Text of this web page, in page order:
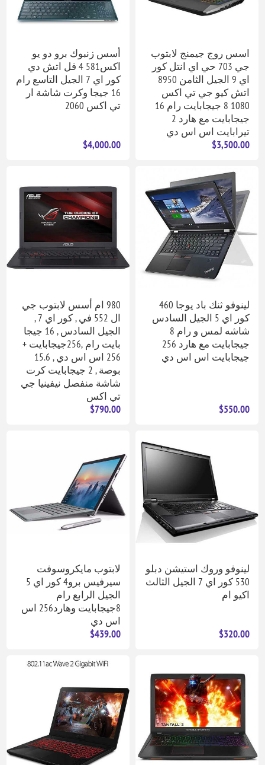
اسس روج جيمنج لابتوب
جي 703 حي اي انتل كور
اي 9 الجيل الثامن 8950
اتش كيو جي تي اكس
1080 8 جيجابايت رام 16
جيجابايت مع هارد 2
تيرابايت اس اس دي
$3,500.00
أسس زنبوك برو دو يو
اكس581 4 فل اتش دي
كور اي 7 الجيل التاسع رام
16 جيجا وكرت شاشة ار
تي اكس 2060
$4,000.00
لينوفو ثنك باد يوجا 460
كور اي 5 الجيل السادس
شاشه لمس و رام 8
جيجابايت مع هارد 256
جيجابايت اس اس دي
$550.00
980 ام أسس لابتوب جي
ال 552 في , كور اي 7 ,
الجيل السادس , 16 جيجا
بايت رام ,256جيجابايت +
256 اس اس دي , 15.6
بوصة , 2 جيجابايت كرت
شاشة منفصل نيفينيا جي
تي اكس
$790.00
لينوفو وروك استيشن دبلو
530 كور اي 7 الجيل الثالث
اكيو ام
$320.00
لابتوب مايكروسوفت
سيرفيس برو4 كور اي 5
الجيل الرابع رام
8جيجابايت وهارد256 اس
اس دي
$439.00